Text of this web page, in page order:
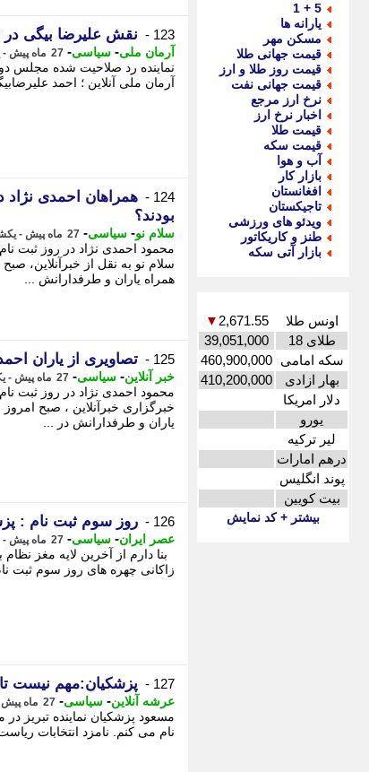
5 + 1
یارانه ها
مسکن مهر
قیمت جهانی طلا
قیمت روز طلا و ارز
قیمت جهانی نفت
نرخ ارز مرجع
اخبار نرخ ارز
قیمت طلا
قیمت سکه
آب و هوا
بازار کار
افغانستان
تاجیکستان
ویدئو های ورزشی
طنز و کاریکاتور
بازار آتی سکه
اونس طلا 2,671.55
▼
طلای 18
39,051,000
سکه امامی 460,900,000
بهار ازادی
410,200,000
دلار امریکا
یورو
لیر ترکیه
درهم امارات
پوند انگلیس
بیت کویین
بیشتر + کد نمایش
123 - نقش علیرضا بیگی
آرمان ملی- سیاسی- 27 ماه پیش - یکشنبه 13 خرداد 1403، 10:38
نماینده رد صلاحیت شده مجلس
آرمان ملی آنلاین ؛ احمد
124 -
بودند؟
سلام نو- سیاسی- 27 ماه پیش - یکشنبه 13 خرداد 1403، 10:36
سلام نو به نقل از خبرآنلاین،
همراه یاران و طرفدارانش ...
125 - تصاویری از یاران
خبر آنلاین- سیاسی- 27 ماه پیش - یکشنبه 13 خرداد 1403، 10:25
خبرگزاری خبرآنلاین ، صبح
یاران و طرفدارانش در ...
126 - روز سوم ثبت نام :
عصر ایران- سیاسی- 27 ماه پیش - شنبه 12 خرداد 1403، 15:40
بنا دارم از آخرین لایه مغز
زاکانی چهره های روز سوم ثبت
127 - پزشکیان:مهم نیست
عرشه آنلاین- سیاسی- 27 ماه پیش - شنبه 12 خرداد 1403، 15:12
مسعود پزشکیان نماینده تبریز
نام می کنم. نامزد انتخابات